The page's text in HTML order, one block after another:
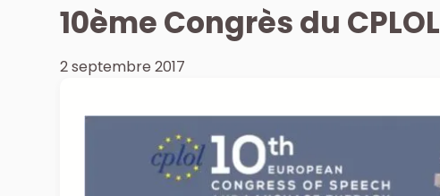
10ème Congrès du CPLOL
2 septembre 2017